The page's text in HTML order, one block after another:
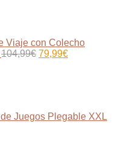
Viaje con Colecho
104,99€ El
79,99€El
Juegos Plegable XXL